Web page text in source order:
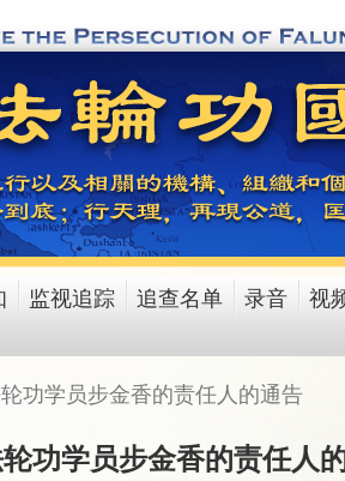
监视追踪 追查名单 录音 视
功学员步金香的责任人的通告
功学员步金香的责任人